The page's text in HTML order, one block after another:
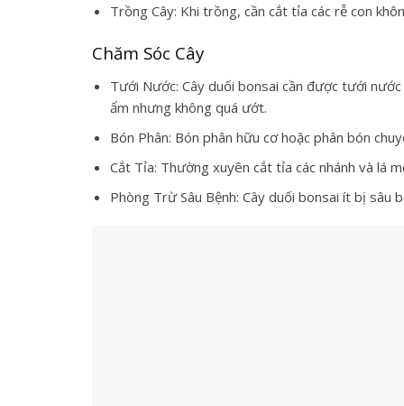
Trồng Cây: Khi trồng, cần cắt tỉa các rễ con
Chăm Sóc Cây
Tưới Nước: Cây duối bonsai cần được tưới
ẩm nhưng không quá ướt.
Bón Phân: Bón phân hữu cơ hoặc phân bón
Cắt Tỉa: Thường xuyên cắt tỉa các nhánh và lá
Phòng Trừ Sâu Bệnh: Cây duối bonsai ít bị sâu